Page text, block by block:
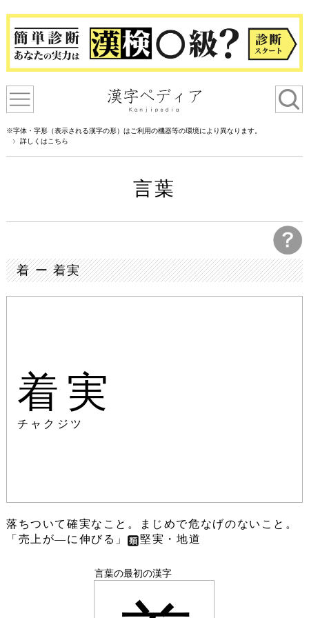
※字体・字形（表示される漢字の形）はご利用の機器等の環境により異なります。
詳しくはこちら
言葉
着 ー 着実
着実
チャクジツ
落ちついて確実なこと。まじめで危なげのないこと。
「売上が―に伸びる」
堅実・地道
言葉の最初の漢字